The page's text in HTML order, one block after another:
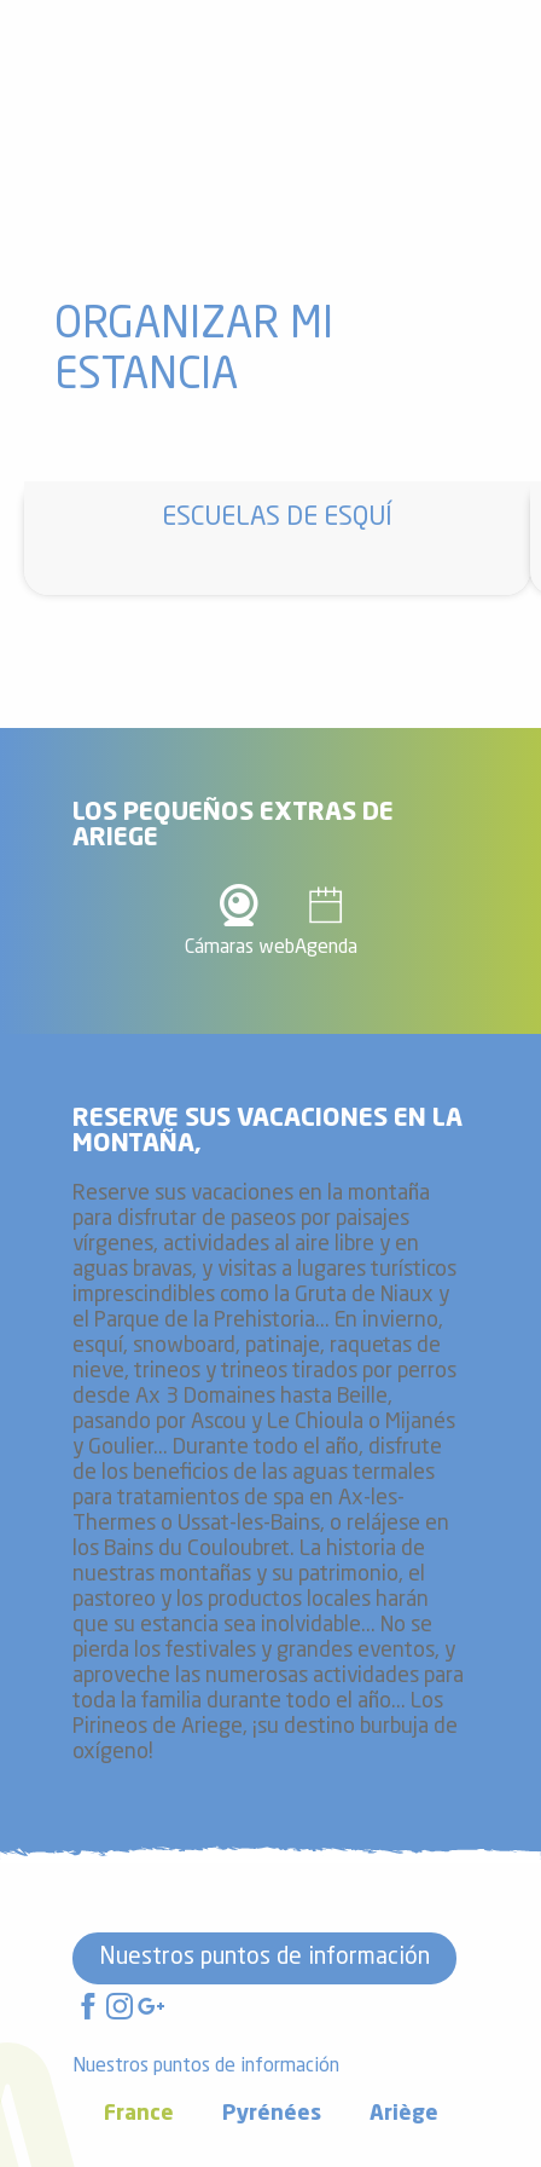
ORGANIZAR MI
ESTANCIA
ESCUELAS DE ESQUÍ
LOS PEQUEÑOS EXTRAS DE
ARIEGE
Cámaras webAgenda
RESERVE SUS VACACIONES EN LA
MONTAÑA,
Reserve sus vacaciones en la montaña
para disfrutar de paseos por paisajes
vírgenes, actividades al aire libre y en
aguas bravas, y visitas a lugares turísticos
imprescindibles como la Gruta de Niaux y
el Parque de la Prehistoria... En invierno,
esquí, snowboard, patinaje, raquetas de
nieve, trineos y trineos tirados por perros
desde Ax 3 Domaines hasta Beille,
pasando por Ascou y Le Chioula o Mijanés
y Goulier... Durante todo el año, disfrute
de los beneficios de las aguas termales
para tratamientos de spa en Ax-les-
Thermes o Ussat-les-Bains, o relájese en
los Bains du Couloubret. La historia de
nuestras montañas y su patrimonio, el
pastoreo y los productos locales harán
que su estancia sea inolvidable... No se
pierda los festivales y grandes eventos, y
aproveche las numerosas actividades para
toda la familia durante todo el año... Los
Pirineos de Ariege, ¡su destino burbuja de
oxígeno!
Nuestros puntos de información
Nuestros puntos de información
France Pyrénées Ariège